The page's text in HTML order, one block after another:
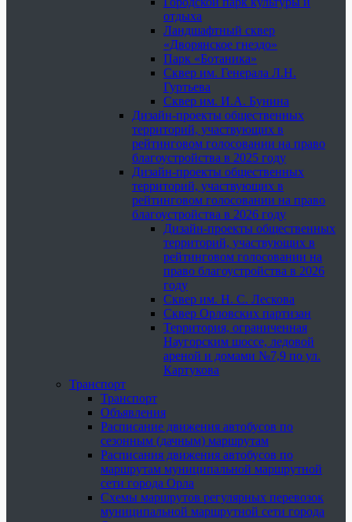
отдыха
Ландшафтный сквер
«Дворянское гнездо»
Парк «Ботаника»
Сквер им. Генерала Л.Н.
Гуртьева
Сквер им. И.А. Бунина
Дизайн-проекты общественных
территорий, участвующих в
рейтинговом голосовании на право
благоустройства в 2025 году
Дизайн-проекты общественных
территорий, участвующих в
рейтинговом голосовании на право
благоустройства в 2026 году
Дизайн-проекты общественных
территорий, участвующих в
рейтинговом голосовании на
право благоустройства в 2026
году
Сквер им. Н. С. Лескова
Сквер Орловских партизан
Территория, ограниченная
Наугорским шоссе, ледовой
ареной и домами №7,9 по ул.
Картукова
Транспорт
Транспорт
Объявления
Расписание движения автобусов по
сезонным (дачным) маршрутам
Расписания движения автобусов по
маршрутам муниципальной маршрутной
сети города Орла
Схемы маршрутов регулярных перевозок
муниципальной маршрутной сети города